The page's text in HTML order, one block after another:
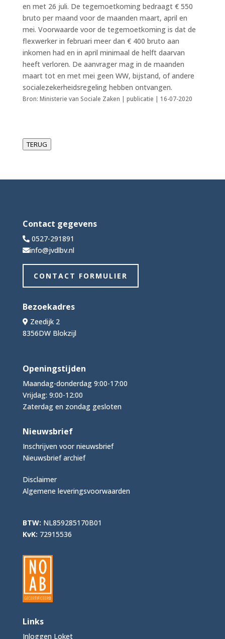
en met 26 juli. De tegemoetkoming bedraagt € 550
bruto per maand voor de maanden maart, april en
mei. Voorwaarde voor de tegemoetkoming is dat de
flexwerker in februari meer dan € 400 bruto aan
inkomen had en in april minimaal de helft daarvan
heeft verloren. De aanvrager mag in de maanden
maart tot en met mei geen WW, bijstand, of andere
socialezekerheidsregeling hebben ontvangen.
Bron: Ministerie van Sociale Zaken | publicatie | 16-07-2020
TERUG
Contact gegevens
0527-291891
info@jvdlbv.nl
CONTACT FORMULIER
Bezoekadres
Zeedijk 2
8356DW Blokzijl
Openingstijden
Maandag-donderdag 9:00-17:00
Vrijdag: 9:00-12:00
Zaterdag en zondag gesloten
Nieuwsbrief
Inschrijven voor nieuwsbrief
Nieuwsbrief archief
Disclaimer
Algemene leveringsvoorwaarden
BTW: NL859285170B01
KvK: 72915536
Links
Inloggen Loket